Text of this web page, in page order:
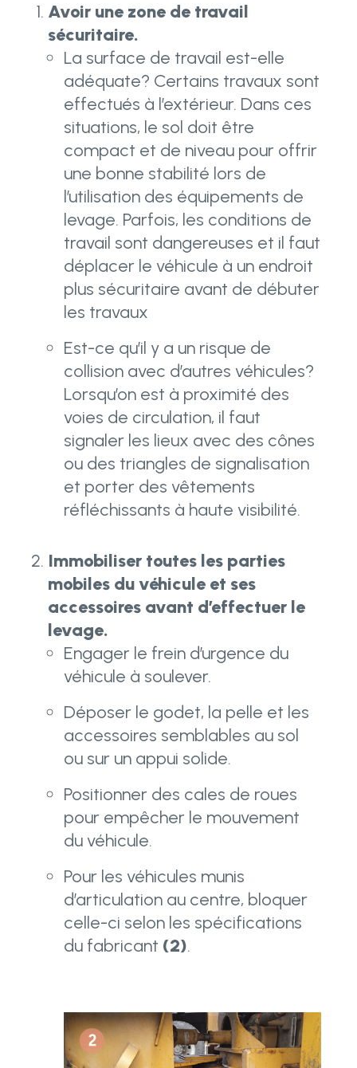
Avoir une zone de travail
sécuritaire.
La surface de travail est-elle
adéquate? Certains travaux sont
effectués à l’extérieur. Dans ces
situations, le sol doit être
compact et de niveau pour offrir
une bonne stabilité lors de
l’utilisation des équipements de
levage. Parfois, les conditions de
travail sont dangereuses et il faut
déplacer le véhicule à un endroit
plus sécuritaire avant de débuter
les travaux
Est-ce qu’il y a un risque de
collision avec d’autres véhicules?
Lorsqu’on est à proximité des
voies de circulation, il faut
signaler les lieux avec des cônes
ou des triangles de signalisation
et porter des vêtements
réfléchissants à haute visibilité.
Immobiliser toutes les parties
mobiles du véhicule et ses
accessoires avant d’effectuer le
levage.
Engager le frein d’urgence du
véhicule à soulever.
Déposer le godet, la pelle et les
accessoires semblables au sol
ou sur un appui solide.
Positionner des cales de roues
pour empêcher le mouvement
du véhicule.
Pour les véhicules munis
d’articulation au centre, bloquer
celle-ci selon les spécifications
du fabricant (2).